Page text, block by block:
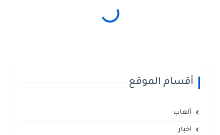
أقسام الموقع
ألعاب
اخبار